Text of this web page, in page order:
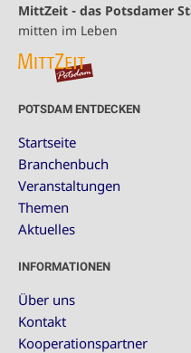
MittZeit - das Potsdamer
mitten im Leben
POTSDAM ENTDECKEN
Startseite
Branchenbuch
Veranstaltungen
Themen
Aktuelles
INFORMATIONEN
Über uns
Kontakt
Kooperationspartner